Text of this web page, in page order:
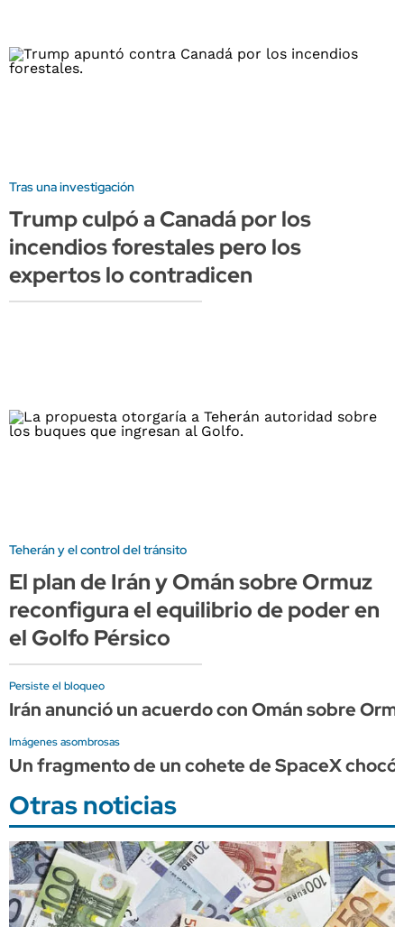
Tras una investigación
Trump culpó a Canadá por los
incendios forestales pero los
expertos lo contradicen
Teherán y el control del tránsito
El plan de Irán y Omán sobre Ormuz
reconfigura el equilibrio de poder en
el Golfo Pérsico
Persiste el bloqueo
Irán anunció un acuerdo con Omán sobre
Imágenes asombrosas
Un fragmento de un cohete de SpaceX
Otras noticias